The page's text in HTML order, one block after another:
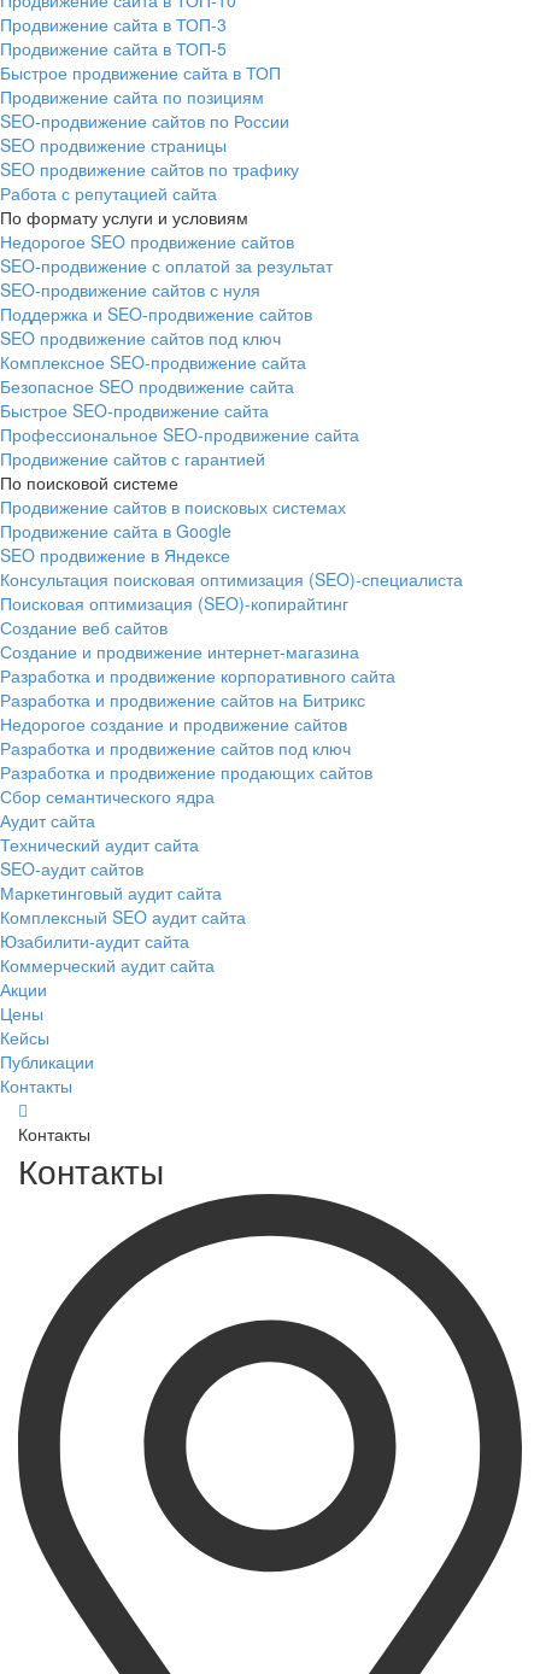
Продвижение сайта в ТОП-3
Продвижение сайта в ТОП-5
Быстрое продвижение сайта в ТОП
Продвижение сайта по позициям
SEO-продвижение сайтов по России
SEO продвижение страницы
SEO продвижение сайтов по трафику
Работа с репутацией сайта
По формату услуги и условиям
Недорогое SEO продвижение сайтов
SEO-продвижение с оплатой за результат
SEO-продвижение сайтов с нуля
Поддержка и SEO-продвижение сайтов
SEO продвижение сайтов под ключ
Комплексное SEO-продвижение сайта
Безопасное SEO продвижение сайта
Быстрое SEO-продвижение сайта
Профессиональное SEO-продвижение сайта
Продвижение сайтов с гарантией
По поисковой системе
Продвижение сайтов в поисковых системах
Продвижение сайта в Google
SEO продвижение в Яндексе
Консультация поисковая оптимизация (SEO)-специалиста
Поисковая оптимизация (SEO)-копирайтинг
Создание веб сайтов
Создание и продвижение интернет-магазина
Разработка и продвижение корпоративного сайта
Разработка и продвижение сайтов на Битрикс
Недорогое создание и продвижение сайтов
Разработка и продвижение сайтов под ключ
Разработка и продвижение продающих сайтов
Сбор семантического ядра
Аудит сайта
Технический аудит сайта
SEO-аудит сайтов
Маркетинговый аудит сайта
Комплексный SEO аудит сайта
Юзабилити-аудит сайта
Коммерческий аудит сайта
Акции
Цены
Кейсы
Публикации
Контакты
Контакты
Контакты